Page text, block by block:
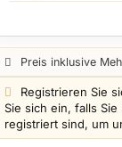
Preisangabe:
Preis inklusive
Login info:
Registrieren Sie
Sie sich ein, falls
registriert sind, um